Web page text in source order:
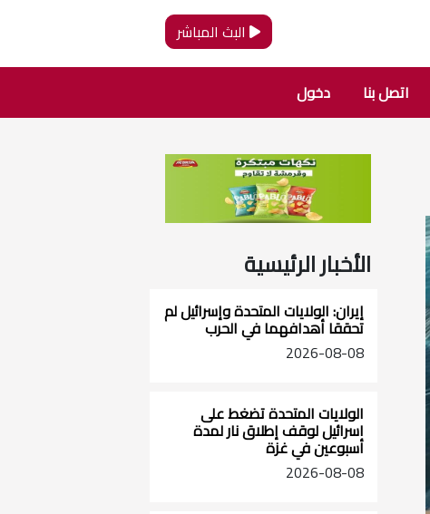
البث المباشر
اتصل بنا دخول
الأخبار الرئيسية
إيران: الولايات المتحدة وإسرائيل لم
تحققا أهدافهما في الحرب
2026-08-08
الولايات المتحدة تضغط على
اسرائيل لوقف إطلاق نار لمدة
أسبوعين في غزة
2026-08-08